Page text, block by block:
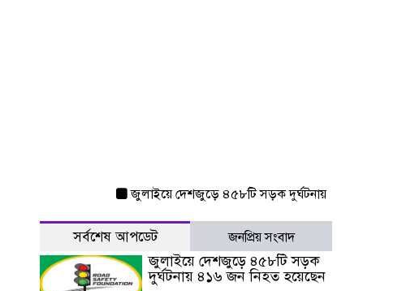
জুলাইয়ে দেশজুড়ে ৪৫৮টি সড়ক দুর্ঘটনায় ৪১৬ জন নিহত হয়েছেন
সর্বশেষ আপডেট জনপ্রিয় সংবাদ
জুলাইয়ে দেশজুড়ে ৪৫৮টি সড়ক
দুর্ঘটনায় ৪১৬ জন নিহত হয়েছেন